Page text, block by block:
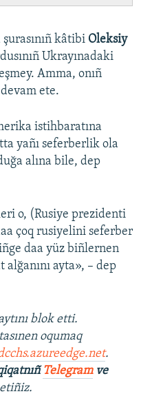
kâtibi Oleksiy
Ukrayınadaki
Amma, onıñ
ete.
istihbaratına
yañı seferberlik ola
alına bile, dep
o, (Rusiye prezidenti
çoq rusiyelini seferber
daa yüz biñlernen
ayta», – dep
blok etti.
oqumaq
.
Telegramve